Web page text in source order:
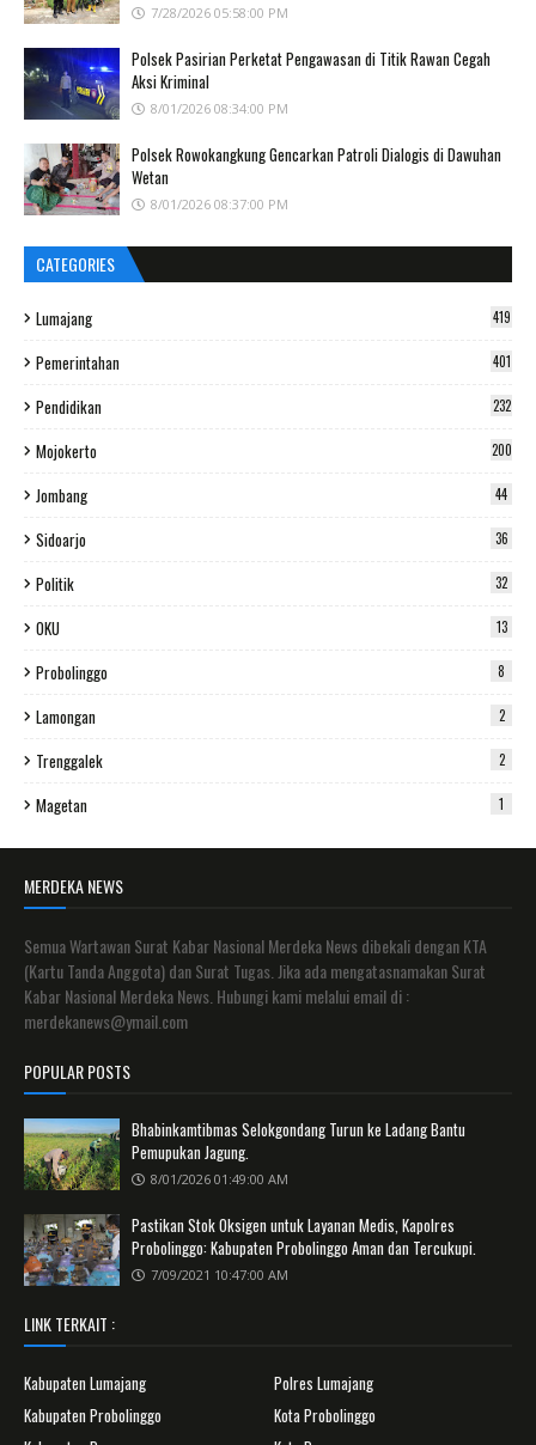
7/28/2026 05:58:00 PM
Polsek Pasirian Perketat Pengawasan di Titik Rawan Cegah
Aksi Kriminal
8/01/2026 08:34:00 PM
Polsek Rowokangkung Gencarkan Patroli Dialogis di Dawuhan
Wetan
8/01/2026 08:37:00 PM
CATEGORIES
Lumajang 419
Pemerintahan 401
Pendidikan 232
Mojokerto 200
Jombang 44
Sidoarjo 36
Politik 32
OKU 13
Probolinggo 8
Lamongan 2
Trenggalek 2
Magetan 1
MERDEKA NEWS
Semua Wartawan Surat Kabar Nasional Merdeka News dibekali dengan KTA
(Kartu Tanda Anggota) dan Surat Tugas. Jika ada mengatasnamakan Surat
Kabar Nasional Merdeka News. Hubungi kami melalui email di :
merdekanews@ymail.com
POPULAR POSTS
Bhabinkamtibmas Selokgondang Turun ke Ladang Bantu
Pemupukan Jagung.
8/01/2026 01:49:00 AM
Pastikan Stok Oksigen untuk Layanan Medis, Kapolres
Probolinggo: Kabupaten Probolinggo Aman dan Tercukupi.
7/09/2021 10:47:00 AM
LINK TERKAIT :
Kabupaten Lumajang
Polres Lumajang
Kabupaten Probolinggo
Kota Probolinggo